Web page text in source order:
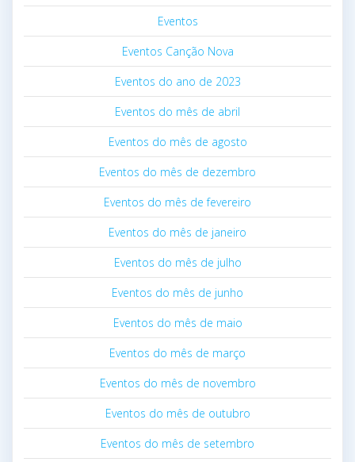
Eventos
Eventos Canção Nova
Eventos do ano de 2023
Eventos do mês de abril
Eventos do mês de agosto
Eventos do mês de dezembro
Eventos do mês de fevereiro
Eventos do mês de janeiro
Eventos do mês de julho
Eventos do mês de junho
Eventos do mês de maio
Eventos do mês de março
Eventos do mês de novembro
Eventos do mês de outubro
Eventos do mês de setembro